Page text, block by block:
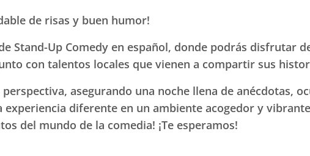
de risas y buen humor!
Stand-Up Comedy en español, donde podrás disfrutar
con talentos locales que vienen a compartir sus
asegurando una noche llena de anécdotas,
experiencia diferente en un ambiente acogedor y
del mundo de la comedia! ¡Te esperamos!